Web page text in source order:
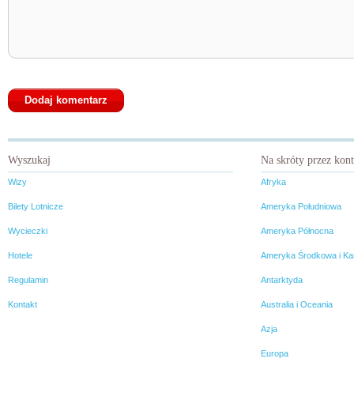
Wyszukaj
Wizy
Bilety Lotnicze
Wycieczki
Hotele
Regulamin
Kontakt
Na skróty przez
Afryka
Ameryka Południowa
Ameryka Północna
Ameryka Środkowa i
Antarktyda
Australia i Oceania
Azja
Europa